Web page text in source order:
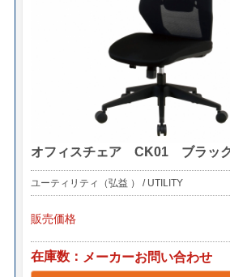
オフィスチェア CK01 ブラッ
ユーティリティ（弘益 ） / UTILITY
販売価格
在庫数 メーカーお問い合わせ